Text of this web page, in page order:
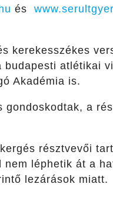
és
kerekesszékes
atlétikai
Akadémia is.
a
résztvevői
léphetik át a
lezárások miatt.